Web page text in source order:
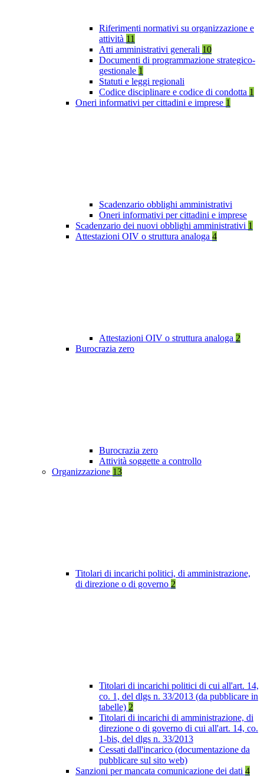
Riferimenti normativi su organizzazione e
attività 11
Atti amministrativi generali 10
Documenti di programmazione strategico-
gestionale 1
Statuti e leggi regionali
Codice disciplinare e codice di condotta 1
Oneri informativi per cittadini e imprese 1
Scadenzario obblighi amministrativi
Oneri informativi per cittadini e imprese
Scadenzario dei nuovi obblighi amministrativi 1
Attestazioni OIV o struttura analoga 4
Attestazioni OIV o struttura analoga 2
Burocrazia zero
Burocrazia zero
Attività soggette a controllo
Organizzazione 13
Titolari di incarichi politici, di amministrazione,
di direzione o di governo 2
Titolari di incarichi politici di cui all'art. 14,
co. 1, del dlgs n. 33/2013 (da pubblicare in
tabelle) 2
Titolari di incarichi di amministrazione, di
direzione o di governo di cui all'art. 14, co.
1-bis, del dlgs n. 33/2013
Cessati dall'incarico (documentazione da
pubblicare sul sito web)
Sanzioni per mancata comunicazione dei dati 4